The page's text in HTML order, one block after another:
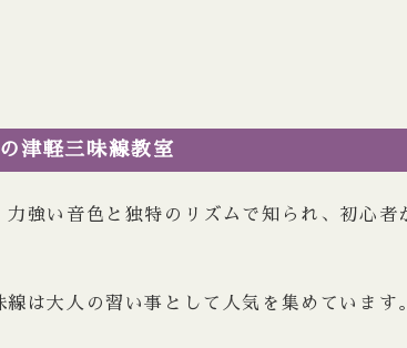
津軽三味線教室
力強い音色と独特のリズムで知られ、初心
線は大人の習い事として人気を集めています